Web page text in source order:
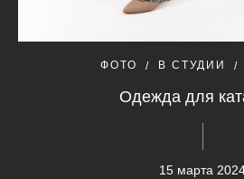
ФОТО В СТУДИИ
Одежда для
15 марта